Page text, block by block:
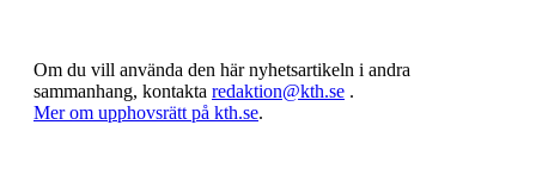
Om du vill använda den här nyhetsartikeln i andra
sammanhang, kontakta redaktion@kth.se .
​​​​​​​Mer om upphovsrätt på kth.se​​​​​​​​​​​​​​.